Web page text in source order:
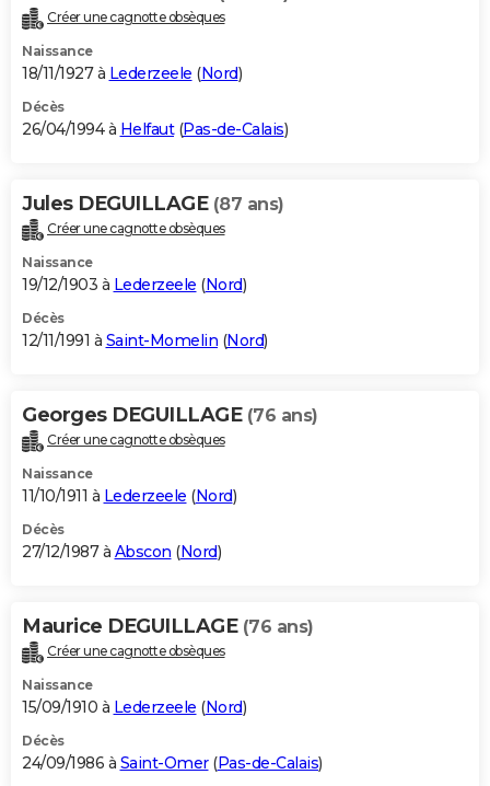
Créer une cagnotte obsèques
Naissance
18/11/1927 à Lederzeele (Nord)
Décès
26/04/1994 à Helfaut(Pas-de-Calais)
Jules DEGUILLAGE (87 ans)
Créer une cagnotte obsèques
Naissance
19/12/1903 à Lederzeele (Nord)
Décès
12/11/1991 à Saint-Momelin (Nord)
Georges DEGUILLAGE (76 ans)
Créer une cagnotte obsèques
Naissance
11/10/1911 à Lederzeele (Nord)
Décès
27/12/1987 à Abscon (Nord)
Maurice DEGUILLAGE (76 ans)
Créer une cagnotte obsèques
Naissance
15/09/1910 à Lederzeele (Nord)
Décès
24/09/1986 à Saint-Omer(Pas-de-Calais)